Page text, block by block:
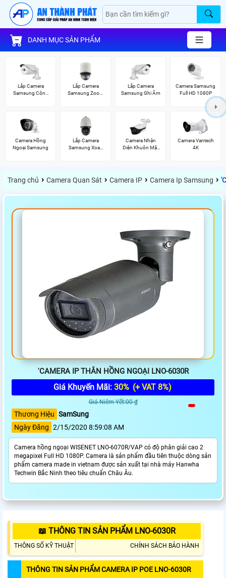
DANH MỤC SẢN PHẨM
Lắp Camera
Samsung Công
Lắp Camera
Samsung Zoom
Lắp Camera
Samsung Ghi Âm
Camera Samsung
Full HD 1080P
Camera Hồng
Ngoại Samsung
Lắp Camera
Samsung Xoay
Camera Nhận
Diện Khuôn Mặt
Camera Vantech
4K
Trang chủ › Camera Quan Sát › Camera IP › Camera Ip Samsung ›
'CAMERA IP THÂN HỒNG NGOẠI LNO-6030R
Giá Khuyến Mãi: 30% (+ VAT 8%)
Giá Niêm Yết:00 ₫
Thương Hiệu SamSung
Ngày Đăng 2/15/2020 8:59:08 AM
Camera hồng ngoại WISENET LNO-6070R/VAP có độ phân giải cao 2
megapixel Full HD 1080P. Camera là sản phẩm đầu tiên thuộc dòng sản
phẩm camera made in vietnam được sản xuất tại nhà máy Hanwha
Techwin Bắc Ninh theo tiêu chuẩn Châu Âu.
📖 THÔNG TIN SẢN PHẨM LNO-6030R
THÔNG SỐ KỸ THUẬT CHÍNH SÁCH BẢO HÀNH
THÔNG TIN SẢN PHẨM CAMERA IP POE LNO-6030R